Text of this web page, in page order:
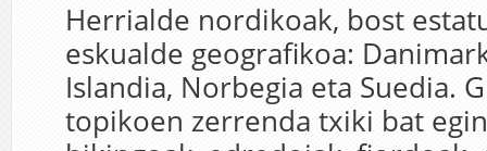
Herrialde nordikoak, bost
eskualde geografikoa:
Islandia, Norbegia eta Suedia.
topikoen zerrenda txiki bat